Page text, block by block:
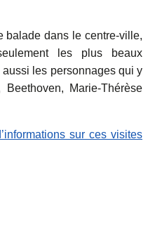
balade dans le centre-ville,
les plus beaux
les personnages qui y
Marie-Thérèse
sur ces visites